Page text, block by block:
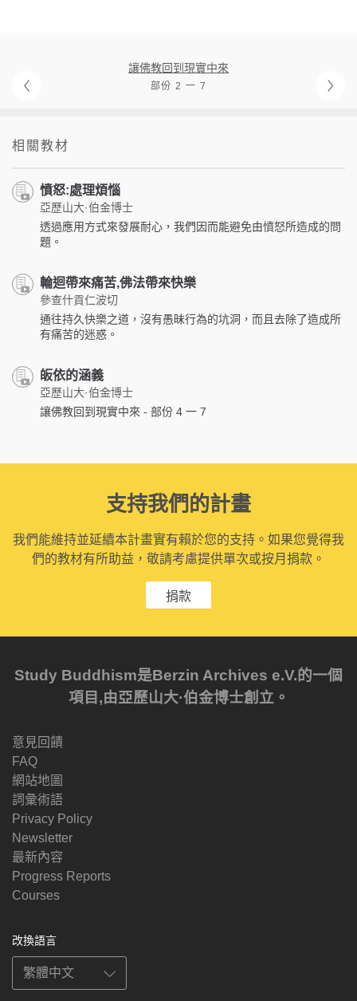
讓佛教回到現實中來
部份 2 一 7
相關教材
憤怒:處理煩惱
亞歷山大·伯金博士
透過應用方式來發展耐心，我們因而能避免由憤怒所造成的問
題。
輪迴帶來痛苦,佛法帶來快樂
參查什貢仁波切
通往持久快樂之道，沒有愚昧行為的坑洞，而且去除了造成所
有痛苦的迷惑。
皈依的涵義
亞歷山大·伯金博士
讓佛教回到現實中來 - 部份 4 一 7
支持我們的計畫
我們能維持並延續本計畫實有賴於您的支持。如果您覺得我
們的教材有所助益，敬請考慮提供單次或按月捐款。
捐款
Study Buddhism是Berzin Archives e.V.的一個
項目,由亞歷山大·伯金博士創立。
意見回饋
FAQ
網站地圖
詞彙術語
Privacy Policy
Newsletter
最新內容
Progress Reports
Courses
改換語言